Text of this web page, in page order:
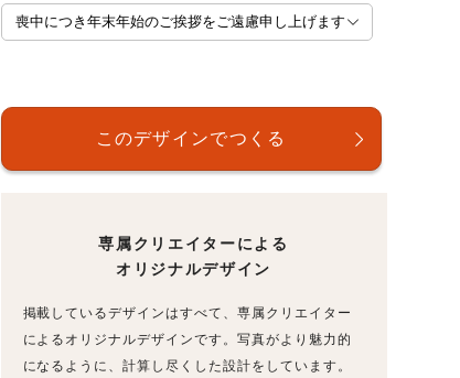
専属クリエイターによる
オリジナルデザイン
掲載しているデザインはすべて、専属クリエイター
によるオリジナルデザインです。写真がより魅力的
になるように、計算し尽くした設計をしています。